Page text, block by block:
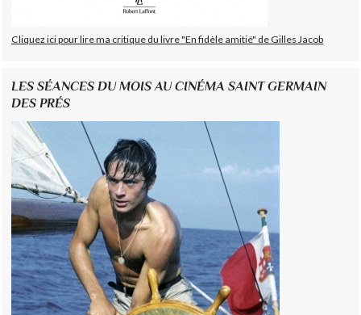
Cliquez ici pour lire ma critique du livre "En fidèle amitié" de Gilles Jacob
LES SÉANCES DU MOIS AU CINÉMA SAINT GERMAIN
DES PRÉS